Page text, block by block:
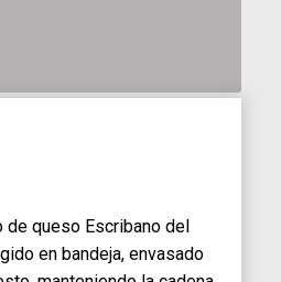
de queso Escribano del
en bandeja, envasado